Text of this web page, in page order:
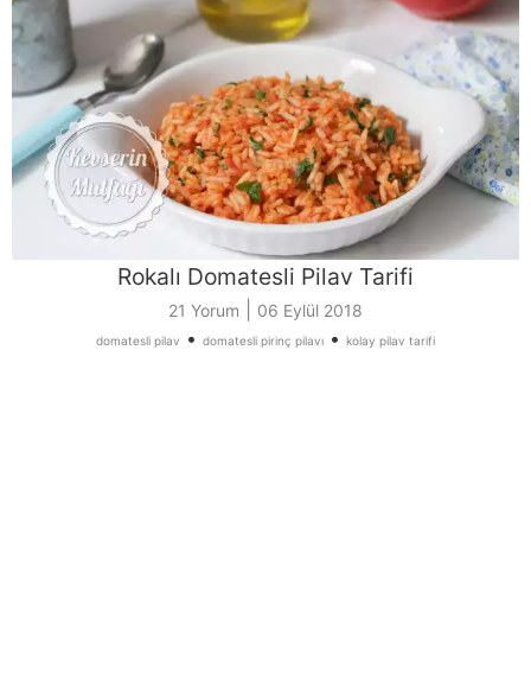
Rokalı Domatesli Pilav Tarifi
21 Yorum 06 Eylül 2018
domatesli pilav • domatesli pirinç pilavı • kolay pilav tarifi